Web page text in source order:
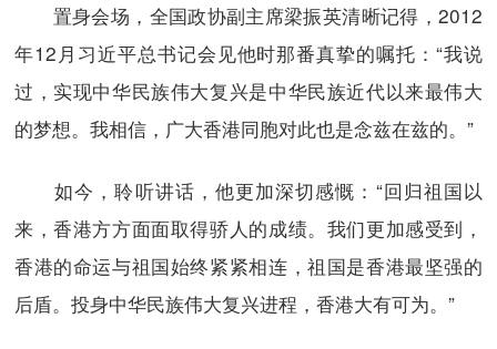
置身会场，全国政协副主席梁振英清晰记得，2012
年12月习近平总书记会见他时那番真挚的嘱托：“我说
过，实现中华民族伟大复兴是中华民族近代以来最伟大
的梦想。我相信，广大香港同胞对此也是念兹在兹的。”
如今，聆听讲话，他更加深切感慨：“回归祖国以
来，香港方方面面取得骄人的成绩。我们更加感受到，
香港的命运与祖国始终紧紧相连，祖国是香港最坚强的
后盾。投身中华民族伟大复兴进程，香港大有可为。”